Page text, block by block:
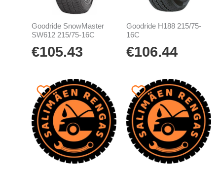
Goodride SnowMaster
SW612 215/75-16C
€105.43
Goodride H188 215/75-
16C
€106.44